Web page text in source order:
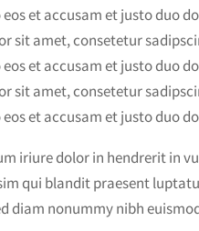
et accusam et justo duo
sit amet, consetetur
et accusam et justo duo
sit amet, consetetur
et accusam et justo duo
iriure dolor in hendrerit in
qui blandit praesent
diam nonummy nibh